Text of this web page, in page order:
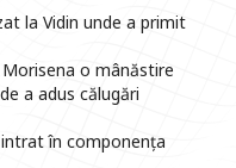
la Vidin unde a primit
o mânăstire
a adus călugări
în componența